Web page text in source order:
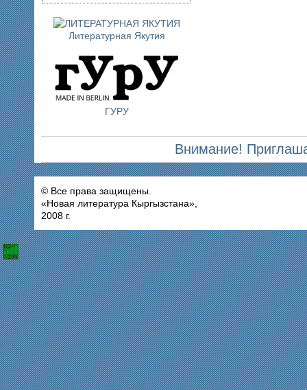
Литературная Якутия
ГУРУ
Внимание!
© Все права защищены.
«Новая литература Кыргызстана»,
2008 г.